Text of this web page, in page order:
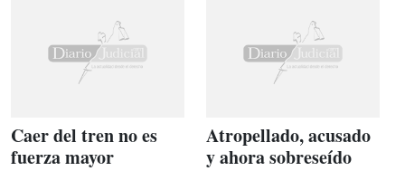
Caer del tren no es
fuerza mayor
Atropellado, acusado
y ahora sobreseído